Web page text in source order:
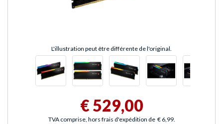
L'illustration peut être différente de l'original.
€ 529,00
TVA comprise, hors frais d'expédition de € 6,99.